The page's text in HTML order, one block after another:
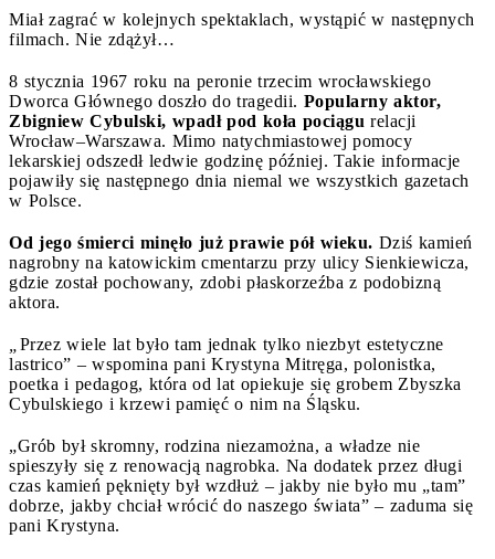
Miał zagrać w kolejnych spektaklach, wystąpić w następnych
filmach. Nie zdążył…
8 stycznia 1967 roku na peronie trzecim wrocławskiego
Dworca Głównego doszło do tragedii. Popularny aktor,
Zbigniew Cybulski, wpadł pod koła pociągu relacji
Wrocław–Warszawa. Mimo natychmiastowej pomocy
lekarskiej odszedł ledwie godzinę później. Takie informacje
pojawiły się następnego dnia niemal we wszystkich gazetach
w Polsce.
Od jego śmierci minęło już prawie pół wieku. Dziś kamień
nagrobny na katowickim cmentarzu przy ulicy Sienkiewicza,
gdzie został pochowany, zdobi płaskorzeźba z podobizną
aktora.
Przez wiele lat było tam jednak tylko niezbyt estetyczne
lastrico” – wspomina pani Krystyna Mitręga, polonistka,
poetka i pedagog, która od lat opiekuje się grobem Zbyszka
Cybulskiego i krzewi pamięć o nim na Śląsku.
„Grób był skromny, rodzina niezamożna, a władze nie
spieszyły się z renowacją nagrobka. Na dodatek przez długi
czas kamień pęknięty był wzdłuż – jakby nie było mu „tam”
dobrze, jakby chciał wrócić do naszego świata” – zaduma się
pani Krystyna.